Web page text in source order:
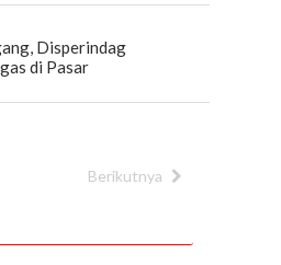
Disperindag
di Pasar
Berikutnya